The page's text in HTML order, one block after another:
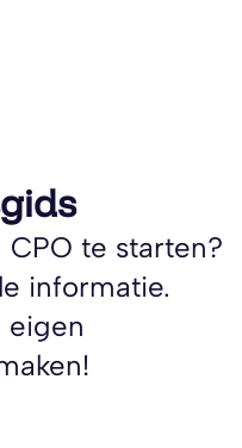
te starten?
informatie.
eigen